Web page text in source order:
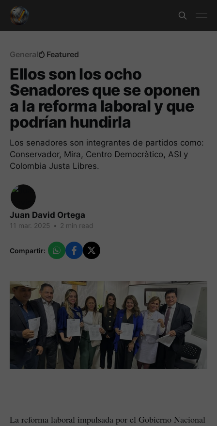
General Featured
Ellos son los ocho
Senadores que se oponen
a la reforma laboral y que
podrían hundirla
Los senadores son integrantes de partidos como:
Conservador, Mira, Centro Democràtico, ASI y
Colombia Justa Libres.
Juan David Ortega
11 mar. 2025 • 2 min read
Compartir:
La reforma laboral impulsada por el Gobierno Nacional